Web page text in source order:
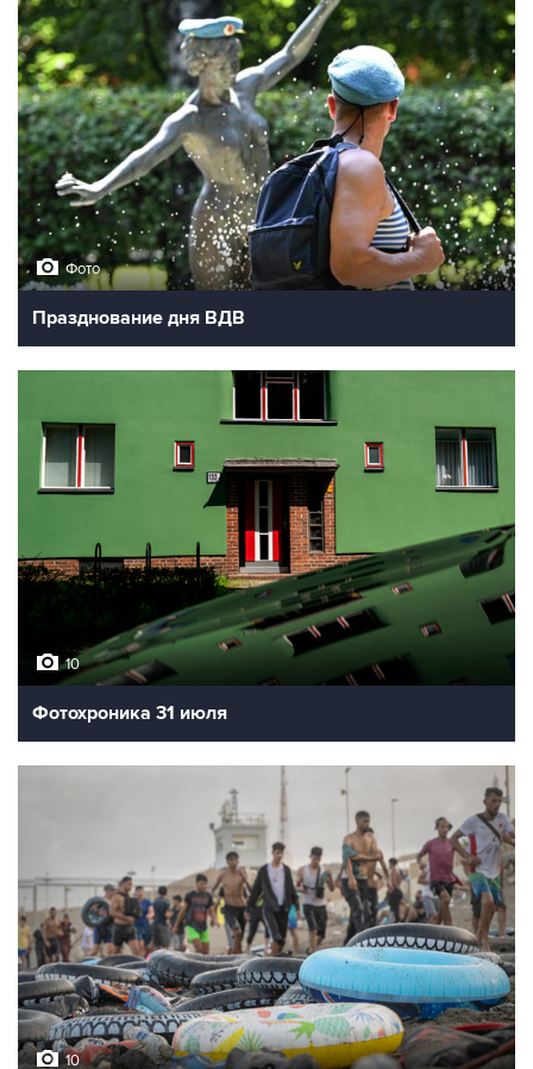
Фото
Празднование дня ВДВ
10
Фотохроника 31 июля
10